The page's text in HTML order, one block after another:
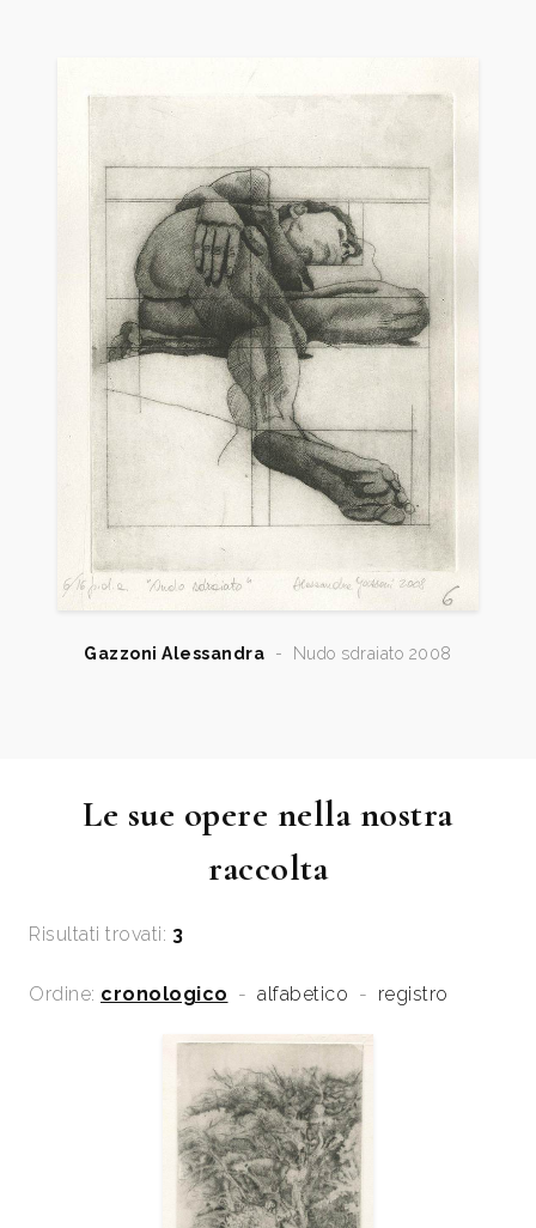
Vetrina Incisa: Spazio aperto, Mantova, Archivio, n. 1
gennaio, p. 33. n. 2 febbraio, p. 34.
Gazzoni Alessandra - Nudo sdraiato 2008
Le sue opere nella nostra
raccolta
Risultati trovati: 3
Ordine: cronologico - alfabetico - registro